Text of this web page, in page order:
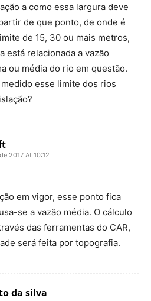
a como essa largura deve
de que ponto, de onde é
de 15, 30 ou mais metros,
está relacionada a vazão
ou média do rio em questão.
esse limite dos rios
2017 At 10:12
em vigor, esse ponto fica
se a vazão média. O cálculo
das ferramentas do CAR,
será feita por topografia.
da silva